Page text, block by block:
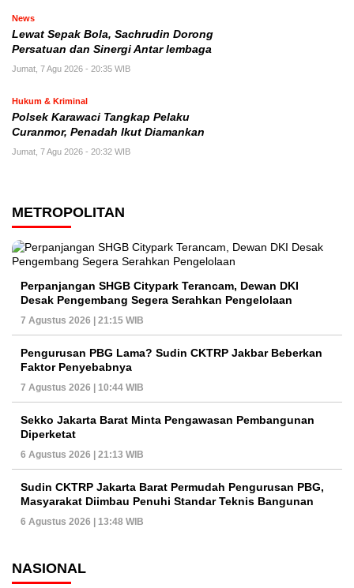
News
Lewat Sepak Bola, Sachrudin Dorong
Persatuan dan Sinergi Antar lembaga
Jumat, 7 Agu 2026 - 20:35 WIB
Hukum & Kriminal
Polsek Karawaci Tangkap Pelaku
Curanmor, Penadah Ikut Diamankan
Jumat, 7 Agu 2026 - 20:32 WIB
METROPOLITAN
Perpanjangan SHGB Citypark Terancam, Dewan DKI
Desak Pengembang Segera Serahkan Pengelolaan
7 Agustus 2026 | 21:15 WIB
Pengurusan PBG Lama? Sudin CKTRP Jakbar Beberkan
Faktor Penyebabnya
7 Agustus 2026 | 10:44 WIB
Sekko Jakarta Barat Minta Pengawasan Pembangunan
Diperketat
6 Agustus 2026 | 21:13 WIB
Sudin CKTRP Jakarta Barat Permudah Pengurusan PBG,
Masyarakat Diimbau Penuhi Standar Teknis Bangunan
6 Agustus 2026 | 13:48 WIB
NASIONAL